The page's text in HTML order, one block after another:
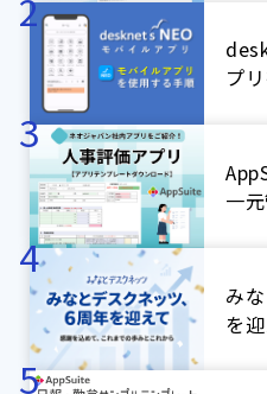
プ
一
に
ア
み
を